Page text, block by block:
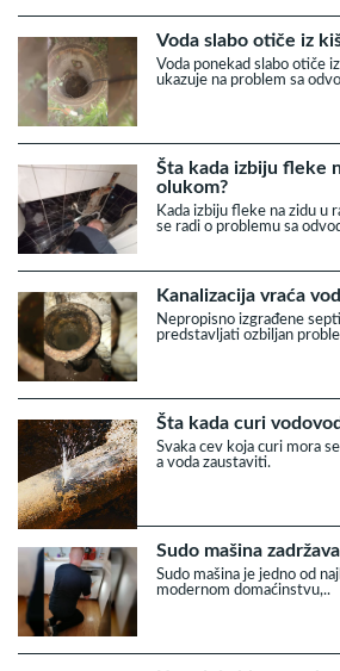
Voda slabo otiče iz
Voda ponekad slabo otiče
ukazuje na problem sa
Šta kada izbiju fleke
olukom?
Kada izbiju fleke na zidu u
se radi o problemu sa
Kanalizacija vraća
Nepropisno izgrađene
predstavljati ozbiljan
Šta kada curi
Svaka cev koja curi mora
a voda zaustaviti.
Sudo mašina
Sudo mašina je jedno od
modernom domaćinstvu,..